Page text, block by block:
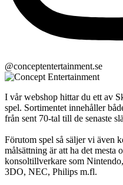
@conceptentertainment.se
I vår webshop hittar du ett av
spel. Sortimentet innehåller
från sent 70-tal till de senaste
Förutom spel så säljer vi även
målsättning är att ha det mesta
konsoltillverkare som
3DO, NEC, Philips m.fl.